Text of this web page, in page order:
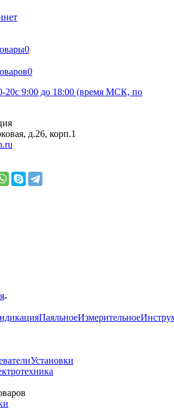
0
0
20с 9:00 до 18:00 (время МСК, по
д.26, корп.1
ПаяльноеИзмерительное
Установки